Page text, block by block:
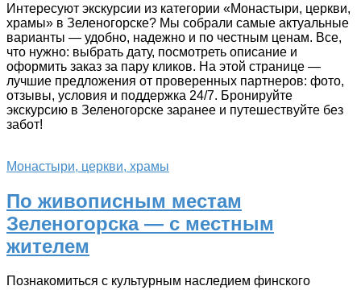
Интересуют экскурсии из категории «Монастыри, церкви,
храмы» в Зеленогорске? Мы собрали самые актуальные
варианты — удобно, надежно и по честным ценам. Все,
что нужно: выбрать дату, посмотреть описание и
оформить заказ за пару кликов. На этой странице —
лучшие предложения от проверенных партнеров: фото,
отзывы, условия и поддержка 24/7. Бронируйте
экскурсию в Зеленогорске заранее и путешествуйте без
забот!
Монастыри, церкви, храмы
По живописным местам
Зеленогорска — с местным
жителем
Познакомиться с культурным наследием финского